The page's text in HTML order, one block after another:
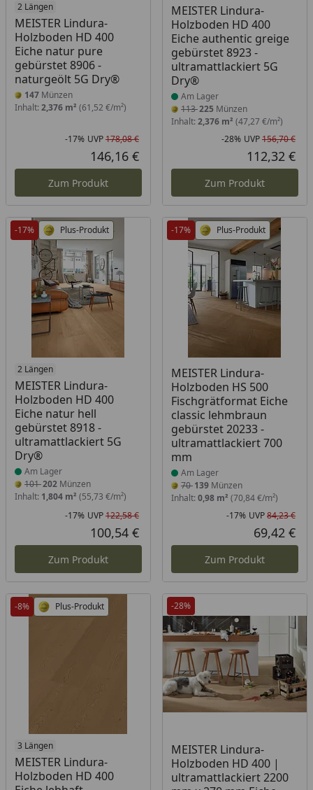
2 Längen
MEISTER Lindura-
Holzboden HD 400
Eiche natur pure
gebürstet 8906 -
naturgeölt 5G Dry®
147 Münzen
Inhalt: 2,376 m² (61,52 €/m²)
Rabatt in Prozent
-17%
Ursprünglicher Preis
UVP178,08 €
Aktueller Preis
146,16 €
Zum Produkt
MEISTER Lindura-
Holzboden HD 400
Eiche authentic greige
gebürstet 8923 -
ultramattlackiert 5G
Dry®
Produkt am Lager
Am Lager
113225 Münzen
Inhalt: 2,376 m² (47,27 €/m²)
-28% UVP156,70 €
112,32 €
Zum Produkt
-17% Plus-Produkt
2 Längen
MEISTER Lindura-
Holzboden HD 400
Eiche natur hell
gebürstet 8918 -
ultramattlackiert 5G
Dry®
Produkt am Lager
Am Lager
101202 Münzen
Inhalt: 1,804 m² (55,73 €/m²)
Rabatt in Prozent
-17%
Ursprünglicher Preis
UVP122,58 €
Aktueller Preis
100,54 €
Zum Produkt
-17% Plus-Produkt
MEISTER Lindura-
Holzboden HS 500
Fischgrätformat Eiche
classic lehmbraun
gebürstet 20233 -
ultramattlackiert 700
mm
Produkt am Lager
Am Lager
70139Münzen
Inhalt: 0,98 m² (70,84 €/m²)
-17% UVP84,23 €
69,42 €
Zum Produkt
-8% Plus-Produkt
3 Längen
MEISTER Lindura-
Holzboden HD 400
Produkt am Lager
-28%
MEISTER Lindura-
Holzboden HD 400 |
ultramattlackiert 2200
Produkt am Lager